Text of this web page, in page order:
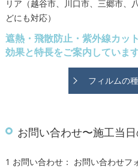
リア（越谷市、川口市、三郷市、
どにも対応）
遮熱・飛散防止・紫外線カッ
効果と特長をご案内しています
フィルムの
お問い合わせ〜施工当
1 お問い合わせ： お問い合わせフ